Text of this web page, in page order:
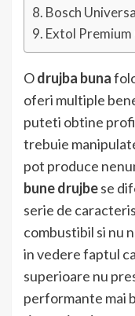
Bosch
Extol
Odrujba buna
oferi multiple
puteti obtine
trebuie
pot produce
bune drujbese
serie de
combustibil si nu
in vedere faptul
superioare nu
performante mai